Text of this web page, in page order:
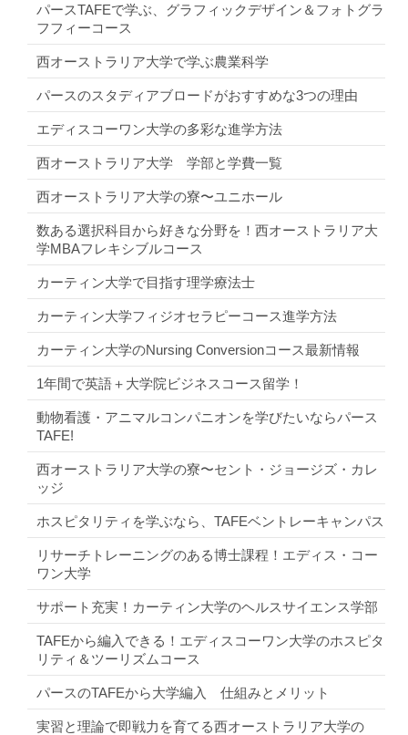
パースTAFEで学ぶ、グラフィックデザイン＆フォトグラ
フフィーコース
西オーストラリア大学で学ぶ農業科学
パースのスタディアブロードがおすすめな3つの理由
エディスコーワン大学の多彩な進学方法
西オーストラリア大学 学部と学費一覧
西オーストラリア大学の寮〜ユニホール
数ある選択科目から好きな分野を！西オーストラリア大
学MBAフレキシブルコース
カーティン大学で目指す理学療法士
カーティン大学フィジオセラピーコース進学方法
カーティン大学のNursing Conversionコース最新情報
1年間で英語＋大学院ビジネスコース留学！
動物看護・アニマルコンパニオンを学びたいならパース
TAFE!
西オーストラリア大学の寮〜セント・ジョージズ・カレ
ッジ
ホスピタリティを学ぶなら、TAFEベントレーキャンパス
リサーチトレーニングのある博士課程！エディス・コー
ワン大学
サポート充実！カーティン大学のヘルスサイエンス学部
TAFEから編入できる！エディスコーワン大学のホスピタ
リティ＆ツーリズムコース
パースのTAFEから大学編入 仕組みとメリット
実習と理論で即戦力を育てる西オーストラリア大学の